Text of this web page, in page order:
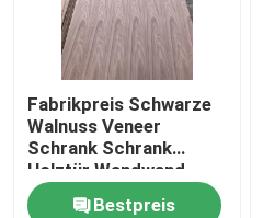
Fabrikpreis Schwarze
Walnuss Veneer
Schrank Schrank
Holztür Wandwand
Dekorationswand
Bestpreis